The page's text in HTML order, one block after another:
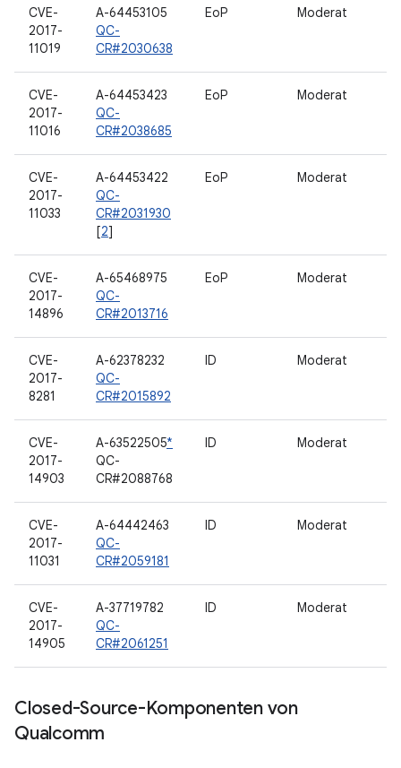
CVE-
2017-
11019
A-64453105
QC-
CR#2030638
EoP Moderat
CVE-
2017-
11016
A-64453423
QC-
CR#2038685
EoP Moderat
CVE-
2017-
11033
A-64453422
QC-
CR#2031930
[2]
EoP Moderat
CVE-
2017-
14896
A-65468975
QC-
CR#2013716
EoP Moderat
CVE-
2017-
8281
A-62378232
QC-
CR#2015892
ID Moderat
CVE-
2017-
14903
A-63522505*
QC-
CR#2088768
ID Moderat
CVE-
2017-
11031
A-64442463
QC-
CR#2059181
ID Moderat
CVE-
2017-
14905
A-37719782
QC-
CR#2061251
ID Moderat
Closed-Source-Komponenten von
Qualcomm